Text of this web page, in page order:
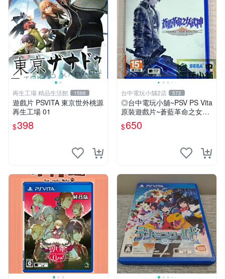
再生工場 精品生活館 1566
遊戲片 PSVITA 東京世外桃源
再生工場 01
$398
台中電玩小舖2店 572
◎台中電玩小舖~PSV PS Vita
原裝遊戲片~蒼藍革命之女武
神 中文版 中文版 ~650
$650